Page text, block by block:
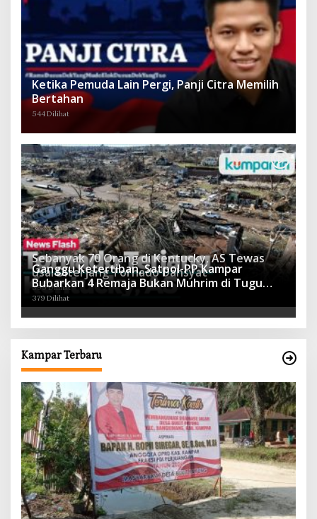
Ketika Pemuda Lain Pergi, Panji Citra Memilih
Bertahan
544 Dilihat
Sebanyak 70 Orang di Kentucky, AS Tewas
usai Diterjang Tornado Dahsyat
395 Dilihat
Ganggu Ketertiban, Satpol-PP Kampar
Bubarkan 4 Remaja Bukan Muhrim di Tugu
Batu Hitam dan Tigo Tungku Sajoangan
379 Dilihat
Kampar Terbaru